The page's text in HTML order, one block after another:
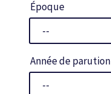
Époque
Année de parution